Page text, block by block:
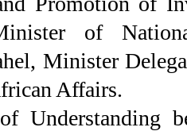
of
Minister
Affairs.
Understanding